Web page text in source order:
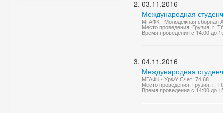
03.11.2016
Международная
МГАФК - Молодежная сборная
Место проведения: Грузия, г.
Время проведения с 14:00 до
04.11.2016
Международная
МГАФК - УрФУ Счет: 74:68
Место проведения: Грузия, г.
Время проведения с 14:00 до